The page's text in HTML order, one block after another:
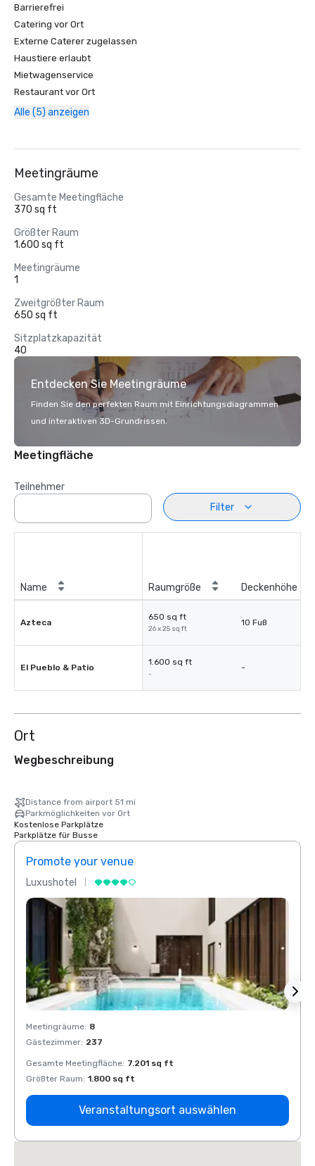
Barrierefrei
Catering vor Ort
Externe Caterer zugelassen
Haustiere erlaubt
Mietwagenservice
Restaurant vor Ort
Alle (5) anzeigen
Meetingräume
Gesamte Meetingfläche
370 sq ft
Größter Raum
1.600 sq ft
Meetingräume
1
Zweitgrößter Raum
650 sq ft
Sitzplatzkapazität
40
Entdecken Sie Meetingräume
Finden Sie den perfekten Raum mit Einrichtungsdiagrammen
und interaktiven 3D-Grundrissen.
Meetingfläche
Teilnehmer
Filter
Name Raumgröße Deckenhöhe
Azteca
650 sq ft
26 x 25 sq ft
10 Fuß
El Pueblo & Patio
1.600 sq ft
-
-
Ort
Wegbeschreibung
Distance from airport 51 mi
Parkmöglichkeiten vor Ort
Kostenlose Parkplätze
Parkplätze für Busse
Promote your venue
Luxushotel
Meetingräume: 8
Gästezimmer: 237
Gesamte Meetingfläche: 7.201 sq ft
Größter Raum: 1.800 sq ft
Veranstaltungsort auswählen